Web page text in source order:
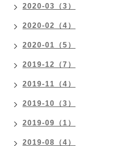
2020-03（3）
2020-02（4）
2020-01（5）
2019-12（7）
2019-11（4）
2019-10（3）
2019-09（1）
2019-08（4）